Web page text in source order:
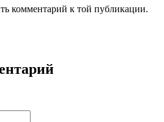
комментарий к той публикации.